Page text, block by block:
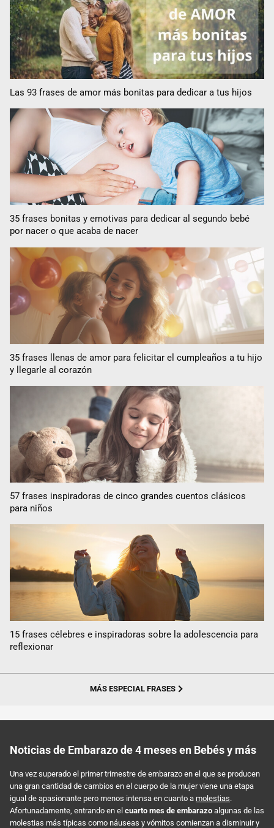
Las 93 frases de amor más bonitas para dedicar a tus hijos
35 frases bonitas y emotivas para dedicar al segundo bebé
por nacer o que acaba de nacer
35 frases llenas de amor para felicitar el cumpleaños a tu hijo
y llegarle al corazón
57 frases inspiradoras de cinco grandes cuentos clásicos
para niños
15 frases célebres e inspiradoras sobre la adolescencia para
reflexionar
MÁS ESPECIAL FRASES
Noticias de Embarazo de 4 meses en Bebés y más
Una vez superado el primer trimestre de embarazo en el que se producen
una gran cantidad de cambios en el cuerpo de la mujer viene una etapa
igual de apasionante pero menos intensa en cuanto a molestias.
Afortunadamente, entrando en el cuarto mes de embarazo algunas de las
molestias más típicas como náuseas y vómitos comienzan a disminuir y